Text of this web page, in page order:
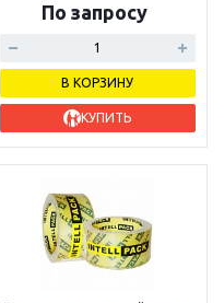
По запросу
В КОРЗИНУ
КУПИТЬ